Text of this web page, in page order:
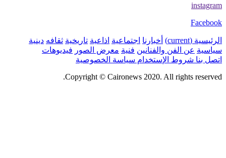
instagram
Facebook
الرئيسية (current) أخبارنا اجتماعية اذاعية تاريخية ثقافه دينية
سياسية عن الفن والفنانين فنية معرض الصور فيديوهات
اتصل بنا شروط الإستخدام سياسة الخصوصية
Copyright © Caironews 2020. All rights reserved.